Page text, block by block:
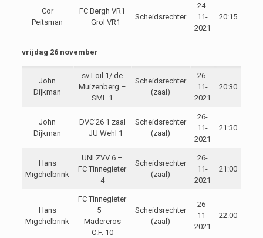
Cor
Peitsman
FC Bergh VR1
– Grol VR1
Scheidsrechter
24-
11-
2021
20:15
vrijdag 26 november
John
Dijkman
sv Loil 1/ de
Muizenberg –
SML 1
Scheidsrechter
(zaal)
26-
11-
2021
20:30
John
Dijkman
DVC’26 1 zaal
– JU Wehl 1
Scheidsrechter
(zaal)
26-
11-
2021
21:30
Hans
Migchelbrink
UNI ZVV 6 –
FC Tinnegieter
4
Scheidsrechter
(zaal)
26-
11-
2021
21:00
Hans
Migchelbrink
FC Tinnegieter
5 –
Madereros
C.F. 10
Scheidsrechter
(zaal)
26-
11-
2021
22:00